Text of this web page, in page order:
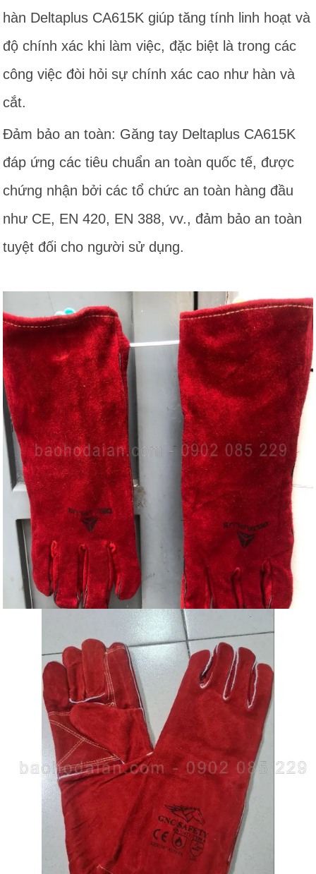
hàn Deltaplus CA615K giúp tăng tính linh hoạt và
độ chính xác khi làm việc, đặc biệt là trong các
công việc đòi hỏi sự chính xác cao như hàn và
cắt.
Đảm bảo an toàn: Găng tay Deltaplus CA615K
đáp ứng các tiêu chuẩn an toàn quốc tế, được
chứng nhận bởi các tổ chức an toàn hàng đầu
như CE, EN 420, EN 388, vv., đảm bảo an toàn
tuyệt đối cho người sử dụng.